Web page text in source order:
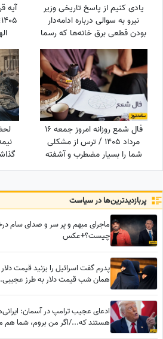
یادی کنیم از پاسخ تاریخی وزیر
نیرو به سوالی درباره ادامه‌دار
بودن قطعی برق خانه‌ها که رسما
بازی با اعصاب مردم بود!
فال شمع روزانه امروز جمعه 16
مرداد 1405 / ترس از مشکلی
شما را بسیار مضطرب و آشفته
می‌کند، اما شما
پربازدید‌ترین‌ها در سیاست
ماجرای مبهم و پر سر و صدای سام
چیست؟+عکس
پدرم گفت اسرائیل را بزنید قیمت
همان شب قیمت دلار به طرز
ادعای عجیب ترامپ در آسمان:
هستند که.../اگر من بروم، شما هم